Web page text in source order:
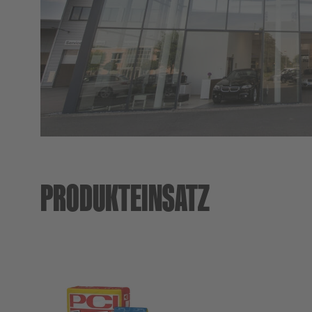
Website Paket
Entsorgungshinweise
PRODUKTEINSATZ